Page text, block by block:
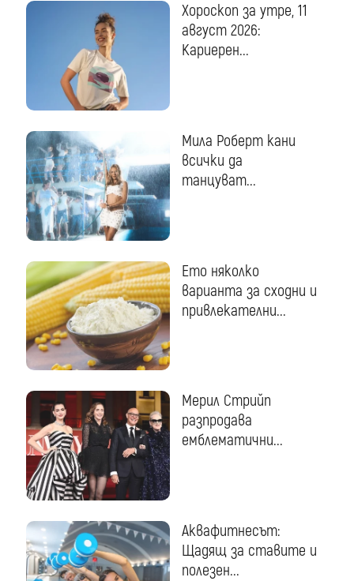
Хороскоп за утре, 11
август 2026:
Кариерен...
Мила Роберт кани
всички да
танцуват...
Ето няколко
варианта за сходни и
привлекателни...
Мерил Стрийп
разпродава
емблематични...
Аквафитнесът:
Щадящ за ставите и
полезен...